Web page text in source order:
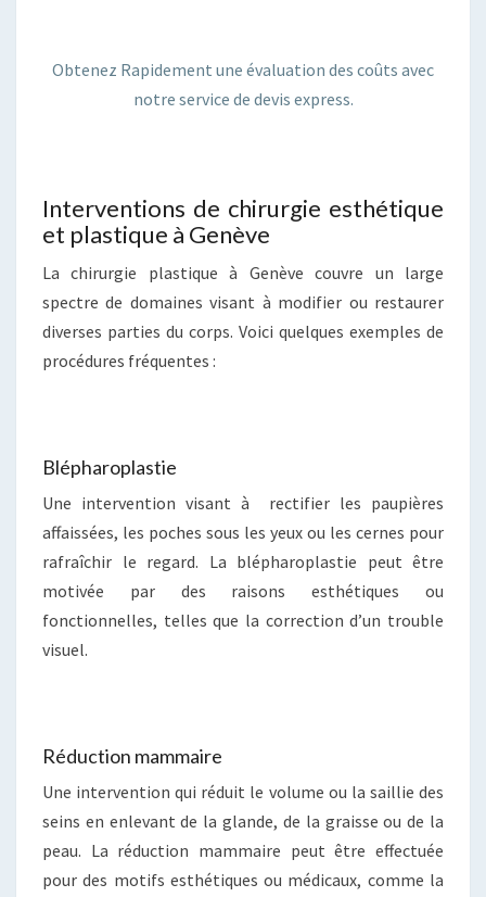
Obtenez Rapidement une évaluation des coûts avec
notre service de devis express.
Interventions de chirurgie esthétique
et plastique à Genève
La chirurgie plastique à Genève couvre un large
spectre de domaines visant à modifier ou restaurer
diverses parties du corps. Voici quelques exemples de
procédures fréquentes :
Blépharoplastie
Une intervention visant à rectifier les paupières
affaissées, les poches sous les yeux ou les cernes pour
rafraîchir le regard. La blépharoplastie peut être
motivée par des raisons esthétiques ou
fonctionnelles, telles que la correction d’un trouble
visuel.
Réduction mammaire
Une intervention qui réduit le volume ou la saillie des
seins en enlevant de la glande, de la graisse ou de la
peau. La réduction mammaire peut être effectuée
pour des motifs esthétiques ou médicaux, comme la